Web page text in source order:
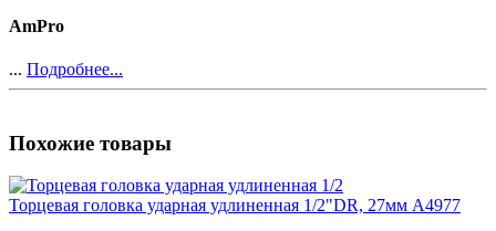
AmPro
... Подробнее...
Похожие товары
Торцевая головка ударная удлиненная 1/2"DR, 27мм A4977